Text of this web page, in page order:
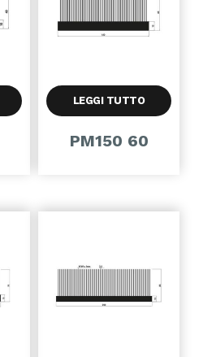
LEGGI TUTTO
PM150 60